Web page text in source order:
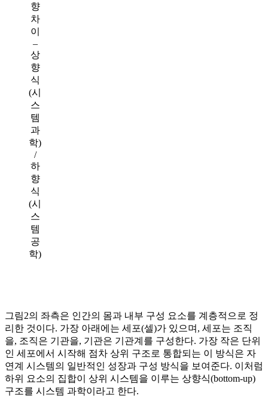
향
차
이
–
상
향
식
(시
스
템
과
학)
/
하
향
식
(시
스
템
공
학)
그림2의 좌측은 인간의 몸과 내부 구성 요소를 계층적으로 정
리한 것이다. 가장 아래에는 세포(셀)가 있으며, 세포는 조직
을, 조직은 기관을, 기관은 기관계를 구성한다. 가장 작은 단위
인 세포에서 시작해 점차 상위 구조로 통합되는 이 방식은 자
연계 시스템의 일반적인 성장과 구성 방식을 보여준다. 이처럼
하위 요소의 집합이 상위 시스템을 이루는 상향식(bottom-up)
구조를 시스템 과학이라고 한다.